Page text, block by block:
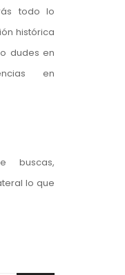
todo lo
histórica
dudes en
en
buscas,
lo que